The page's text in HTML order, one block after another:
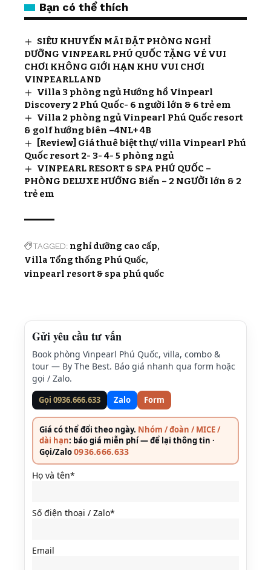
Bạn có thể thích
SIÊU KHUYẾN MÃI ĐẶT PHÒNG NGHỈ
DƯỠNG VINPEARL PHÚ QUỐC TẶNG VÉ VUI
CHƠI KHÔNG GIỚI HẠN KHU VUI CHƠI
VINPEARLLAND
Villa 3 phòng ngủ Hướng hồ Vinpearl
Discovery 2 Phú Quốc- 6 người lớn & 6 trẻ em
Villa 2 phòng ngủ Vinpearl Phú Quốc resort
& golf hướng biên –4NL+ 4B
[Review] Giá thuê biệt thự/ villa Vinpearl Phú
Quốc resort 2- 3- 4- 5 phòng ngủ
VINPEARL RESORT & SPA PHÚ QUỐC –
PHÒNG DELUXE HƯỚNG Biển – 2 NGƯỜI lớn & 2
trẻ em
TAGGED: nghỉ dưỡng cao cấp
Villa Tổng thống Phú Quốc
vinpearl resort & spa phú quốc
Gửi yêu cầu tư vấn
Book phòng Vinpearl Phú Quốc, villa, combo &
tour — By The Best. Báo giá nhanh qua form hoặc
gọi / Zalo.
Gọi 0936.666.633 Zalo Form
Giá có thể đổi theo ngày. Nhóm / đoàn / MICE /
dài hạn: báo giá miễn phí — để lại thông tin ·
Gọi/Zalo0936.666.633
Họ và tên*
Số điện thoại / Zalo*
Email